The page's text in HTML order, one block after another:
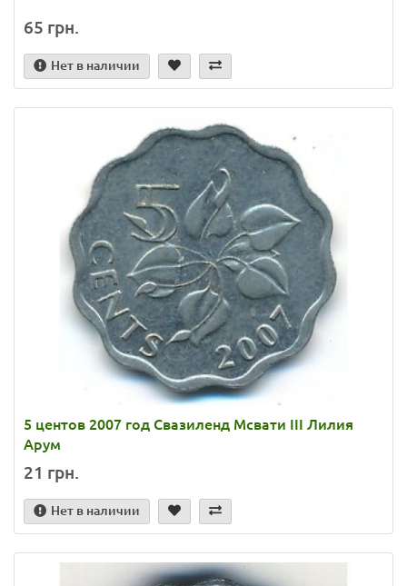
65 грн.
Нет в наличии
5 центов 2007 год Свазиленд Мсвати III Лилия
Арум
21 грн.
Нет в наличии